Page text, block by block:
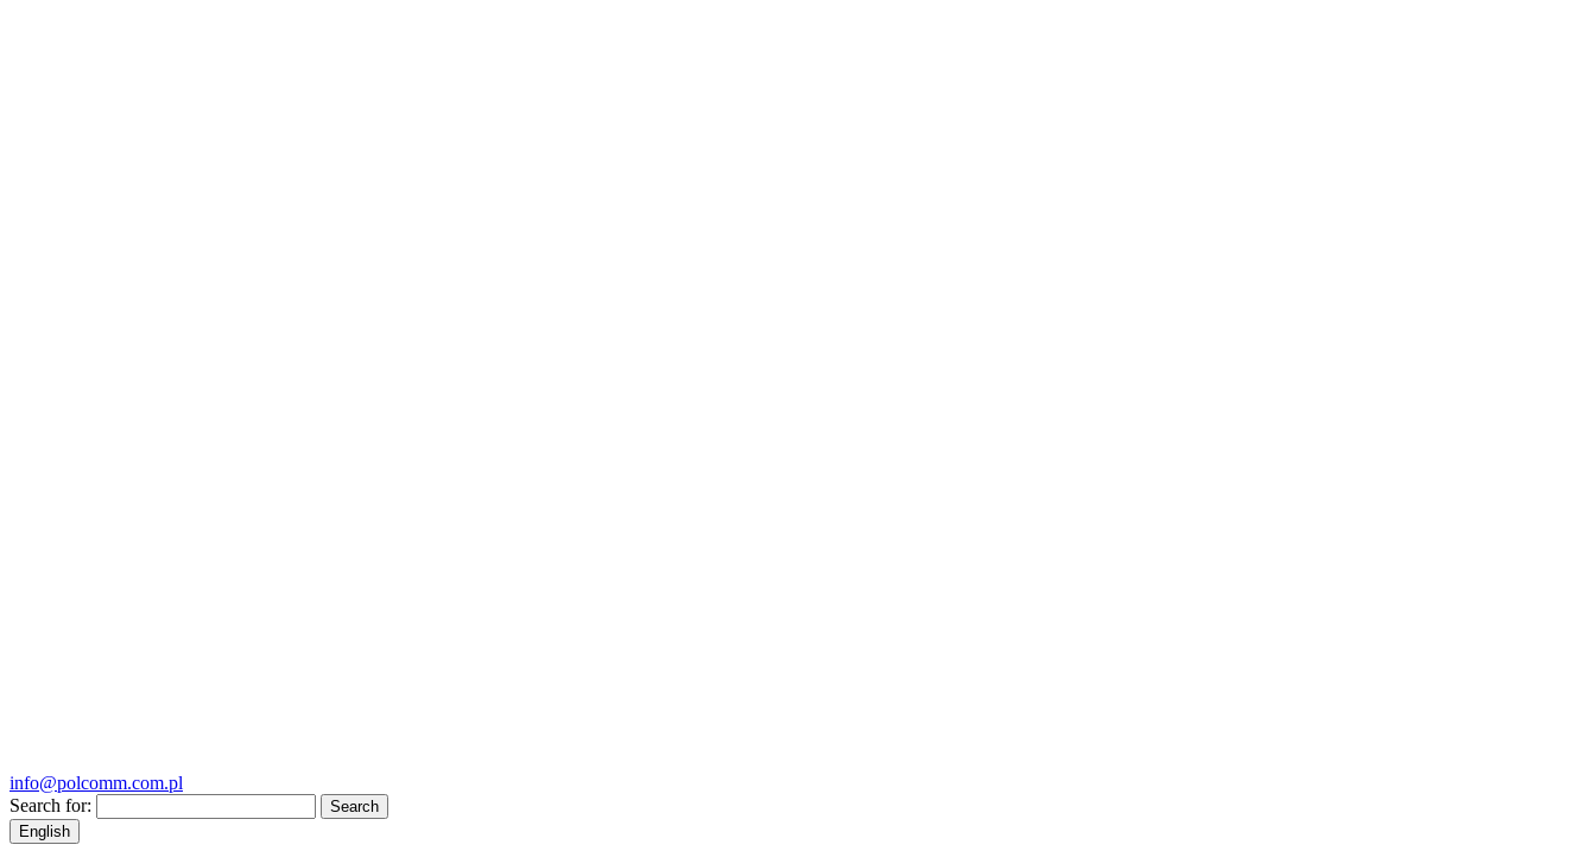
info@polcomm.com.pl
Search for:
English